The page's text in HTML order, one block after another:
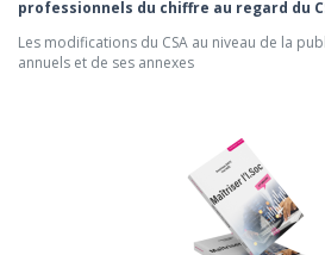
professionnels du chiffre au regard du
Les modifications du CSA au niveau de la
annuels et de ses annexes